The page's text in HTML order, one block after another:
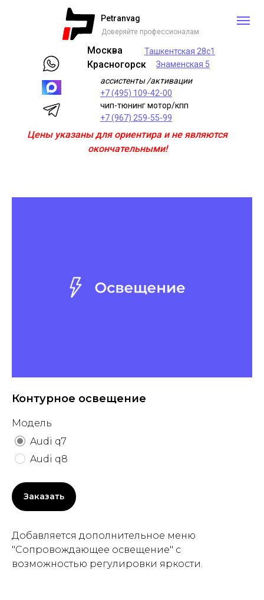
Ташкентская 28с1
Знаменская 5
ассистенты /активации
+7 (495) 109-42-00
чип-тюнинг мотор/кпп
+7 (967) 259-55-99
Москва
Красногорск
Petranvag
Доверяйте профессионалам
Цены указаны для ориентира и не являются
окончательными!
Контурное освещение
Модель
Audi q7
Audi q8
Заказать
Добавляется дополнительное меню
"Сопровождающее освещение" с
возможностью регулировки яркости.